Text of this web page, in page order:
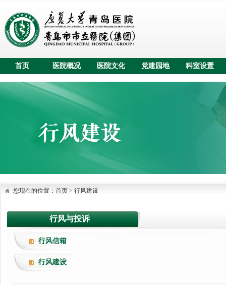
首页 医院概况 医院文化 党建园地 科室设置
您现在的位置： 首页 > 行风建设
行风与投诉
行风信箱
行风建设